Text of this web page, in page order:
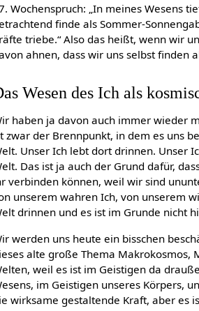
Wochenspruch: „In meines Wesens
finde als Sommer-
triebe.“ Also das heißt, wenn wir
ahnen, dass wir uns selbst finden
Wesen des Ich als
haben ja davon auch immer wieder
zwar der Brennpunkt, in dem es uns
Unser Ich lebt dort drinnen. Unser
Das ist ja auch der Grund dafür,
verbinden können, weil wir sind
unserem wahren Ich, von unserem
drinnen und es ist im Grunde nicht
werden uns heute ein bisschen
alte große Thema Makrokosmos,
weil es ist im Geistigen da
im Geistigen unseres Körpers,
wirksame gestaltende Kraft, aber es